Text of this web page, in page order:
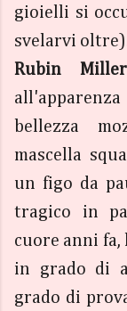
gioielli si
svelarvi
Rubin Miller
bellezza
mascella
un figo da
tragico in
cuore anni fa,
in grado di
grado di